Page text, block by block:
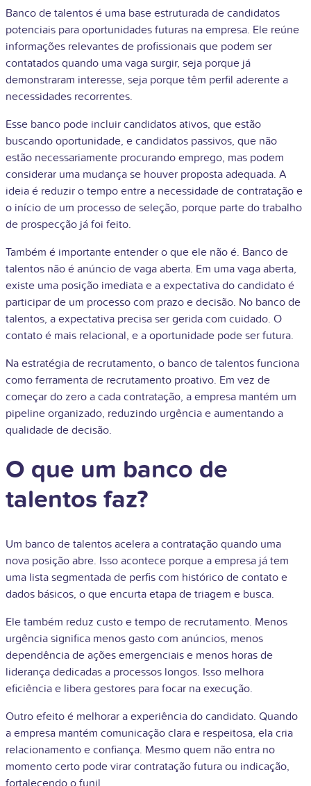
Banco de talentos é uma base estruturada de candidatos
potenciais para oportunidades futuras na empresa. Ele reúne
informações relevantes de profissionais que podem ser
contatados quando uma vaga surgir, seja porque já
demonstraram interesse, seja porque têm perfil aderente a
necessidades recorrentes.
Esse banco pode incluir candidatos ativos, que estão
buscando oportunidade, e candidatos passivos, que não
estão necessariamente procurando emprego, mas podem
considerar uma mudança se houver proposta adequada. A
ideia é reduzir o tempo entre a necessidade de contratação e
o início de um processo de seleção, porque parte do trabalho
de prospecção já foi feito.
Também é importante entender o que ele não é. Banco de
talentos não é anúncio de vaga aberta. Em uma vaga aberta,
existe uma posição imediata e a expectativa do candidato é
participar de um processo com prazo e decisão. No banco de
talentos, a expectativa precisa ser gerida com cuidado. O
contato é mais relacional, e a oportunidade pode ser futura.
Na estratégia de recrutamento, o banco de talentos funciona
como ferramenta de recrutamento proativo. Em vez de
começar do zero a cada contratação, a empresa mantém um
pipeline organizado, reduzindo urgência e aumentando a
qualidade de decisão.
O que um banco de
talentos faz?
Um banco de talentos acelera a contratação quando uma
nova posição abre. Isso acontece porque a empresa já tem
uma lista segmentada de perfis com histórico de contato e
dados básicos, o que encurta etapa de triagem e busca.
Ele também reduz custo e tempo de recrutamento. Menos
urgência significa menos gasto com anúncios, menos
dependência de ações emergenciais e menos horas de
liderança dedicadas a processos longos. Isso melhora
eficiência e libera gestores para focar na execução.
Outro efeito é melhorar a experiência do candidato. Quando
a empresa mantém comunicação clara e respeitosa, ela cria
relacionamento e confiança. Mesmo quem não entra no
momento certo pode virar contratação futura ou indicação,
fortalecendo o funil.